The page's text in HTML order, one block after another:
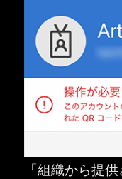
「組織から提